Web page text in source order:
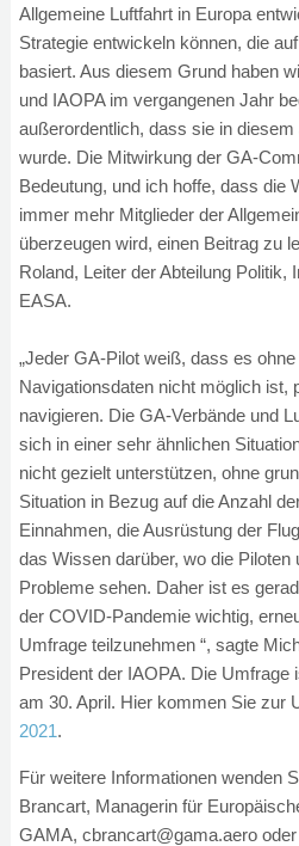
Allgemeine Luftfahrt in Europa
Strategie entwickeln können, die
basiert. Aus diesem Grund haben
und IAOPA im vergangenen Jahr
außerordentlich, dass sie in
wurde. Die Mitwirkung der GA-
Bedeutung, und ich hoffe, dass die
immer mehr Mitglieder der
überzeugen wird, einen Beitrag zu
Roland, Leiter der Abteilung Politik,
EASA.
„Jeder GA-Pilot weiß, dass es
Navigationsdaten nicht möglich ist,
navigieren. Die GA-Verbände und
sich in einer sehr ähnlichen
nicht gezielt unterstützen, ohne
Situation in Bezug auf die Anzahl
Einnahmen, die Ausrüstung der
das Wissen darüber, wo die Piloten
Probleme sehen. Daher ist es
der COVID-Pandemie wichtig,
Umfrage teilzunehmen “, sagte
President der IAOPA. Die Umfrage
am 30. April. Hier kommen Sie zur
2021.
Für weitere Informationen wenden
Brancart, Managerin für
GAMA, cbrancart@gama.aero